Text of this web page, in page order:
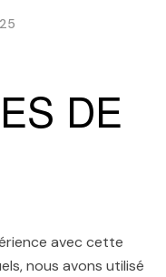
DE
avec cette
nous avons utilisé